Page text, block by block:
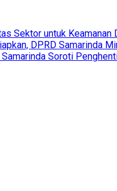
Sektor untuk Keamanan
DPRD Samarinda
Samarinda Soroti